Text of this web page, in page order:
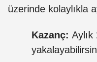
üzerinde kolaylıkla
Kazanç: Aylık